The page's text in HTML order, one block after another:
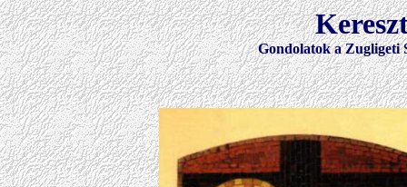
Gondolatok a Zugligeti